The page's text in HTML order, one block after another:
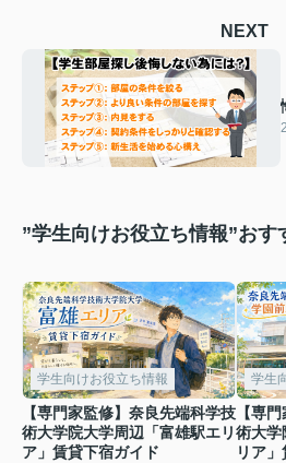
NEXT
”学生向けお役立ち情報”おす
学生向けお役立ち情報
【専門家監修】奈良先端科学技
術大学院大学周辺「富雄駅エリ
ア」賃貸下宿ガイド
学生
【専
術大学
リア